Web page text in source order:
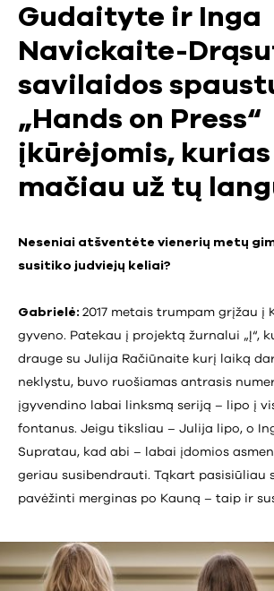
Gudaityte ir Inga
Navickaite-
savilaidos
„Hands on Press“
įkūrėjomis,
mačiau už tų
Neseniai atšventėte vienerių metų
susitiko judviejų keliai?
Gabrielė: 2017 metais trumpam grįžau į
gyveno. Patekau į projektą žurnalui „Į“,
drauge su Julija Račiūnaite kurį laiką
neklystu, buvo ruošiamas antrasis
įgyvendino labai linksmą seriją – lipo į
fontanus. Jeigu tiksliau – Julija lipo, o
Supratau, kad abi – labai įdomios
geriau susibendrauti. Tąkart pasisiūliau
pavėžinti merginas po Kauną – taip ir